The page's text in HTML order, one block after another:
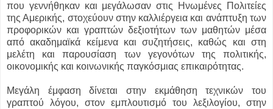
που γεννήθηκαν και μεγάλωσαν στις Ηνωμένες Πολιτείες
της Αμερικής, στοχεύουν στην καλλιέργεια και ανάπτυξη των
προφορικών και γραπτών δεξιοτήτων των μαθητών μέσα
από ακαδημαϊκά κείμενα και συζητήσεις, καθώς και στη
μελέτη και παρουσίαση των γεγονότων της πολιτικής,
οικονομικής και κοινωνικής παγκόσμιας επικαιρότητας.
Μεγάλη έμφαση δίνεται στην εκμάθηση τεχνικών του
γραπτού λόγου, στον εμπλουτισμό του λεξιλογίου, στην